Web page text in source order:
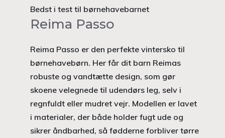
Bedst i test til børnehavebarnet
Reima Passo
Reima Passo er den perfekte vintersko til
børnehavebørn. Her får dit barn Reimas
robuste og vandtætte design, som gør
skoene velegnede til udendørs leg, selv i
regnfuldt eller mudret vejr. Modellen er lavet
i materialer, der både holder fugt ude og
sikrer åndbarhed, så fødderne forbliver tørre